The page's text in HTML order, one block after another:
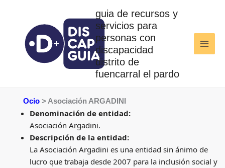
al
contenido
guia de recursos y
servicios para
personas con
discapacidad
distrito de
fuencarral el pardo
Ocio > Asociación ARGADINI
Denominación de entidad:
Asociación Argadini.
Descripción de la entidad:
La Asociación Argadini es una entidad sin ánimo de
lucro que trabaja desde 2007 para la inclusión social y